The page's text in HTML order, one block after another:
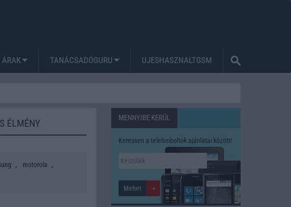
ÁRAK TANÁCSADÓGURU UJESHASZNALTGSM
ÉLMÉNY
, motorola ,
MENNYIBE KERÜL
Keressen a telefonboltok ajánlatai között!